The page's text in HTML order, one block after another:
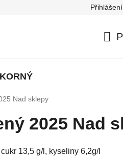
Přihlášení
Nad sklepy
2025 Nad
13,5 g/l, kyseliny 6,2g/l